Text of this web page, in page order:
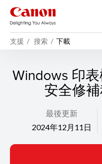
支援 搜索 下載
Windows 印
安全修補
最後更新
2024年12月11日